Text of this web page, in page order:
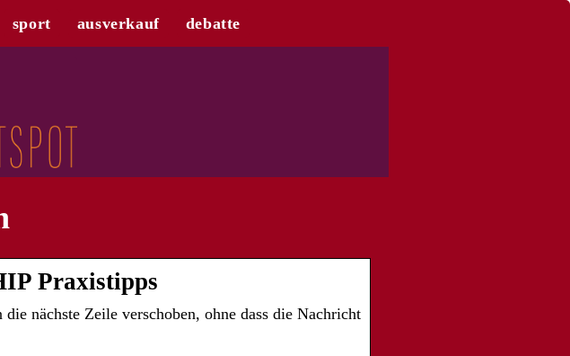
sport ausverkauf debatte
Praxistipps
nächste Zeile verschoben, ohne dass die Nachricht